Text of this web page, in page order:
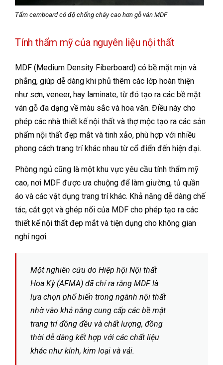
Tấm cemboard có độ chống cháy cao hơn gỗ ván MDF
Tính thẩm mỹ của nguyên liệu nội thất
MDF (Medium Density Fiberboard) có bề mặt mịn và
phẳng, giúp dễ dàng khi phủ thêm các lớp hoàn thiện
như sơn, veneer, hay laminate, từ đó tạo ra các bề mặt
ván gỗ đa dạng về màu sắc và hoa văn. Điều này cho
phép các nhà thiết kế nội thất và thợ mộc tạo ra các sản
phẩm nội thất đẹp mắt và tinh xảo, phù hợp với nhiều
phong cách trang trí khác nhau từ cổ điển đến hiện đại.
Phòng ngủ cũng là một khu vực yêu cầu tính thẩm mỹ
cao, nơi MDF được ưa chuộng để làm giường, tủ quần
áo và các vật dụng trang trí khác. Khả năng dễ dàng chế
tác, cắt gọt và ghép nối của MDF cho phép tạo ra các
thiết kế nội thất đẹp mắt và tiện dụng cho không gian
nghỉ ngơi.
Một nghiên cứu do Hiệp hội Nội thất
Hoa Kỳ (AFMA) đã chỉ ra rằng MDF là
lựa chọn phổ biến trong ngành nội thất
nhờ vào khả năng cung cấp các bề mặt
trang trí đồng đều và chất lượng, đồng
thời dễ dàng kết hợp với các chất liệu
khác như kính, kim loại và vải.